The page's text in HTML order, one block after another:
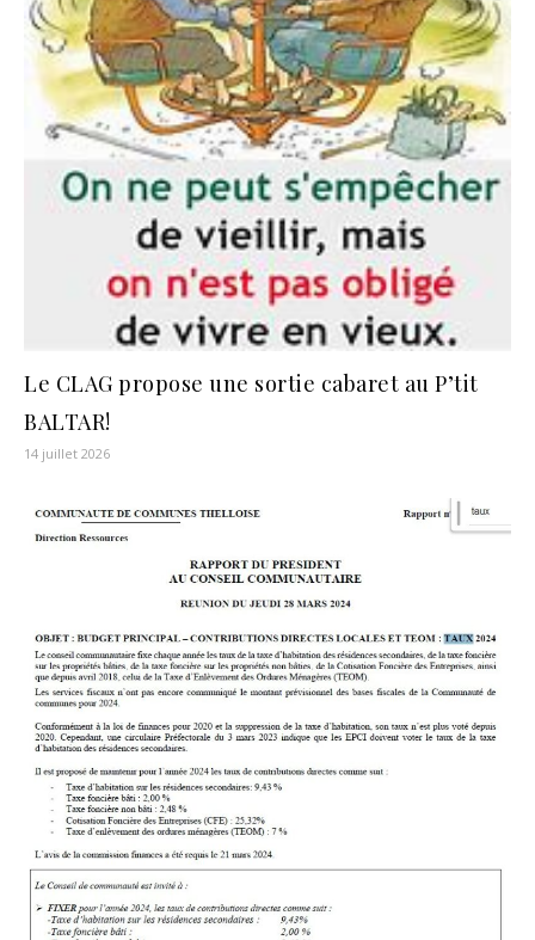
Le CLAG propose une sortie cabaret au P’tit
BALTAR!
14 juillet 2026